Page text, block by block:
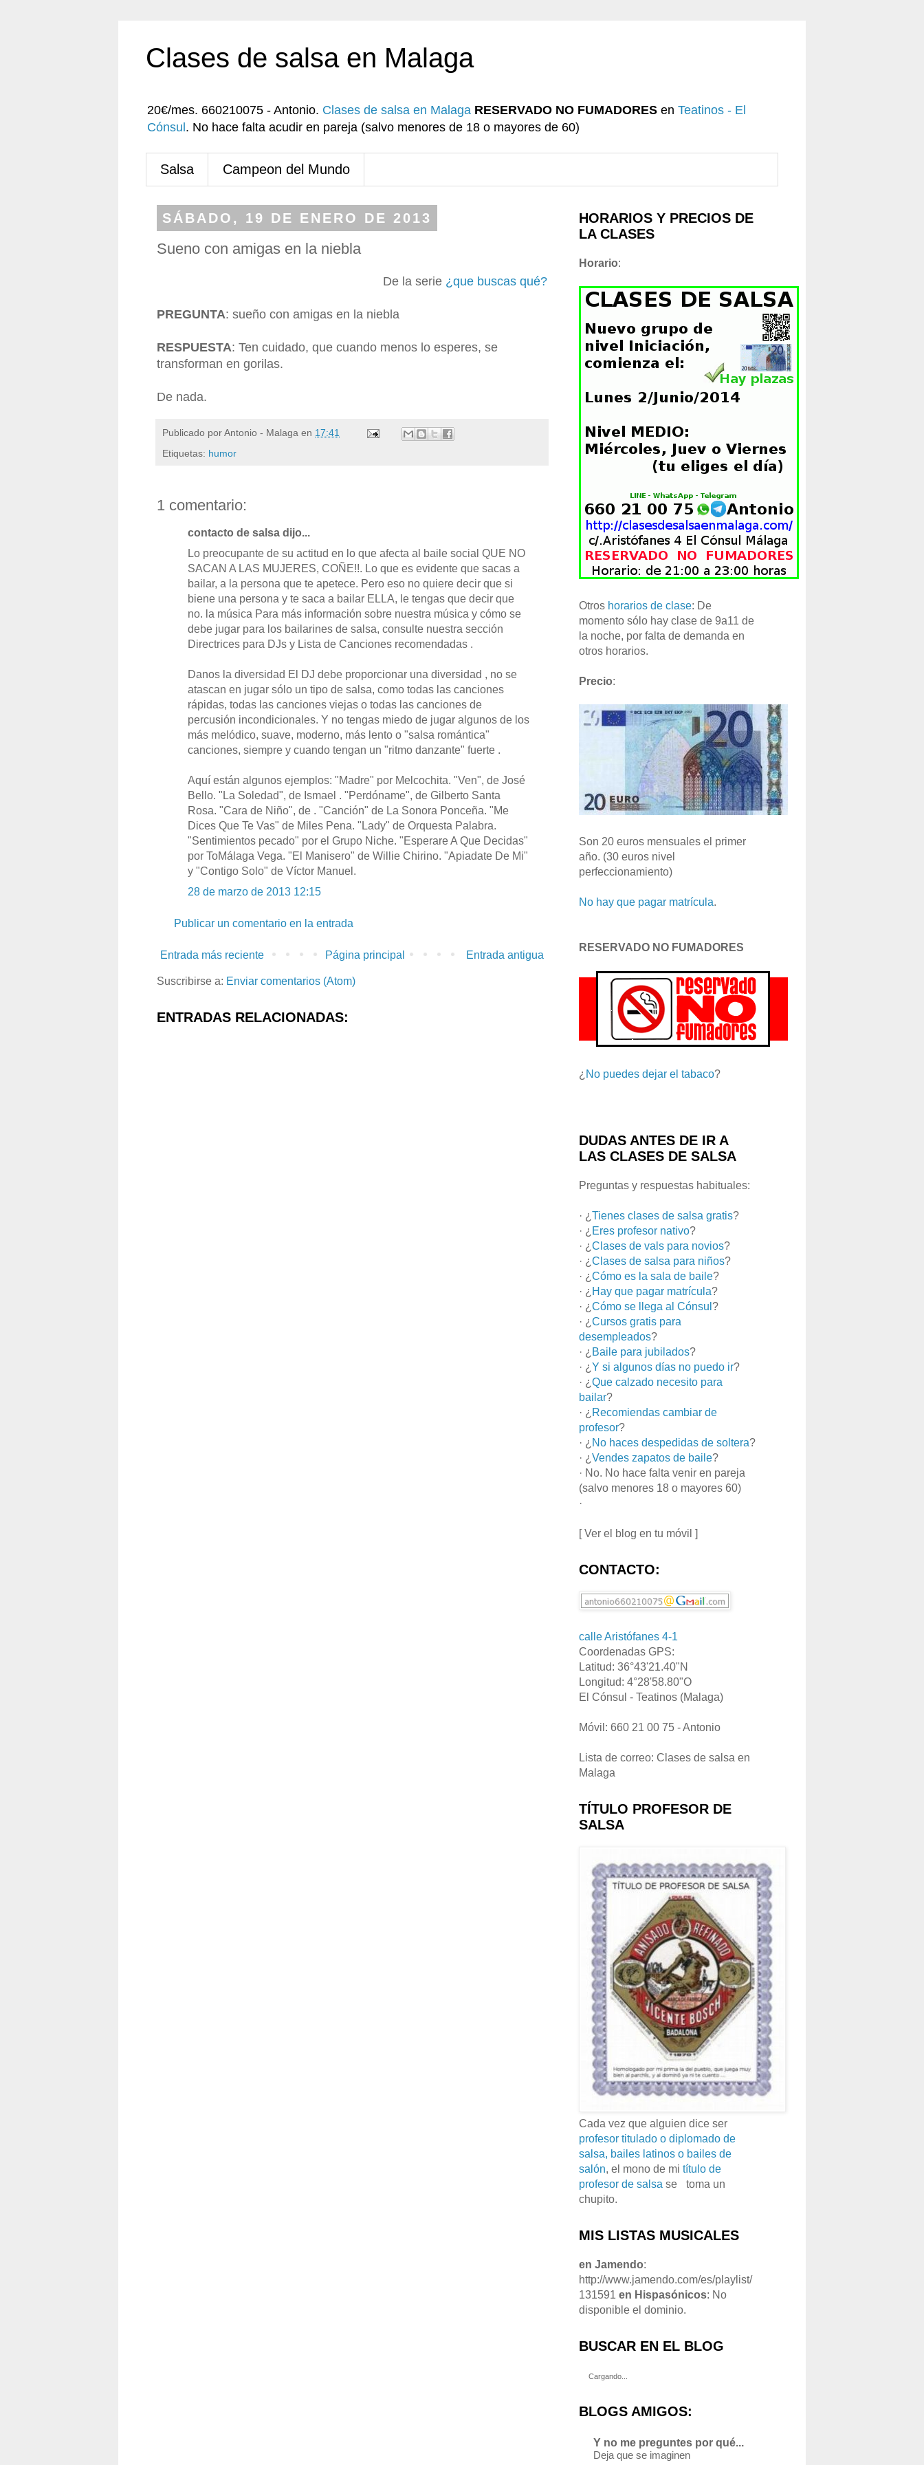
Clases de salsa en Malaga
20€/mes. 660210075 - Antonio. Clases de salsa en Malaga RESERVADO NO FUMADORES en Teatinos - El
Cónsul . No hace falta acudir en pareja (salvo menores de 18 o mayores de 60)
Salsa Campeon del Mundo
SÁBADO, 19 DE ENERO DE 2013
Sueno con amigas en la niebla
De la serie ¿que buscas qué?
PREGUNTA: sueño con amigas en la niebla
RESPUESTA: Ten cuidado, que cuando menos lo esperes, se
transforman en gorilas.
De nada.
Publicado porAntonio - Malaga en 17:41
Etiquetas: humor
1 comentario:
contacto de salsa dijo...
Lo preocupante de su actitud en lo que afecta al baile social QUE NO
SACAN A LAS MUJERES, COÑE!!. Lo que es evidente que sacas a
bailar, a la persona que te apetece. Pero eso no quiere decir que si
biene una persona y te saca a bailar ELLA, le tengas que decir que
no. la música Para más información sobre nuestra música y cómo se
debe jugar para los bailarines de salsa, consulte nuestra sección
Directrices para DJs y Lista de Canciones recomendadas .
Danos la diversidad El DJ debe proporcionar una diversidad , no se
atascan en jugar sólo un tipo de salsa, como todas las canciones
rápidas, todas las canciones viejas o todas las canciones de
percusión incondicionales. Y no tengas miedo de jugar algunos de los
más melódico, suave, moderno, más lento o "salsa romántica"
canciones, siempre y cuando tengan un "ritmo danzante" fuerte .
Aquí están algunos ejemplos: "Madre" por Melcochita. "Ven", de José
Bello. "La Soledad", de Ismael . "Perdóname", de Gilberto Santa
Rosa. "Cara de Niño", de . "Canción" de La Sonora Ponceña. "Me
Dices Que Te Vas" de Miles Pena. "Lady" de Orquesta Palabra.
"Sentimientos pecado" por el Grupo Niche. "Esperare A Que Decidas"
por ToMálaga Vega. "El Manisero" de Willie Chirino. "Apiadate De Mi"
y "Contigo Solo" de Víctor Manuel.
28 de marzo de 2013 12:15
Publicar un comentario en la entrada
Entrada más reciente Entrada antigua
Página principal
Suscribirse a: Enviar comentarios (Atom)
ENTRADAS RELACIONADAS:
HORARIOS Y PRECIOS DE
LA CLASES
Horario:
Otros horarios de clase: De
momento sólo hay clase de 9a11 de
la noche, por falta de demanda en
otros horarios.
Precio:
Son 20 euros mensuales el primer
año. (30 euros nivel
perfeccionamiento)
No hay que pagar matrícula.
RESERVADO NO FUMADORES
¿ No puedes dejar el tabaco?
DUDAS ANTES DE IR A
LAS CLASES DE SALSA
Preguntas y respuestas habituales:
· ¿ Tienes clases de salsa gratis?
· ¿ Eres profesor nativo?
· ¿ Clases de vals para novios?
· ¿ Clases de salsa para niños?
· ¿ Cómo es la sala de baile?
· ¿ Hay que pagar matrícula?
· ¿ Cómo se llega al Cónsul ?
· ¿ Cursos gratis para
desempleados?
· ¿ Baile para jubilados?
· ¿ Y si algunos días no puedo ir?
· ¿ Que calzado necesito para
bailar?
· ¿ Recomiendas cambiar de
profesor?
· ¿ No haces despedidas de soltera?
· ¿ Vendes zapatos de baile?
· No. No hace falta venir en pareja
(salvo menores 18 o mayores 60)
·
[ Ver el blog en tu móvil ]
CONTACTO:
calle Aristófanes 4-1
Coordenadas GPS:
Latitud: 36°43'21.40"N
Longitud: 4°28'58.80"O
El Cónsul - Teatinos (Malaga)
Móvil: 660 21 00 75 - Antonio
Lista de correo: Clases de salsa en
Malaga
TÍTULO PROFESOR DE
SALSA
Cada vez que alguien dice ser
profesor titulado o diplomado de
salsa, bailes latinos o bailes de
salón, el mono de mi título de
profesor de salsa se
toma un
chupito.
MIS LISTAS MUSICALES
en Jamendo:
http://www.jamendo.com/es/playlist/
131591 en Hispasónicos: No
disponible el dominio.
BUSCAR EN EL BLOG
Cargando...
BLOGS AMIGOS:
Y no me preguntes por qué...
Deja que se imaginen